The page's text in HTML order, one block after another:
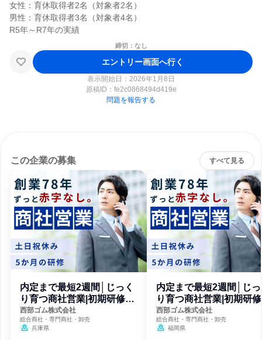
女性：育休取得者2名（対象者2名）
男性：育休取得者3名（対象者4名）
締切：なし
エントリー画面へ行く
表示開始日：2026年1月8日
原稿ID： fe2c0868494d419e
問題を報告する
この企業の募集 すべて見る
内定まで最短2週間│じっく
り育つ商社営業|初期研修が
5ヵ月
西部ゴム株式会社
総合商社・専門商社・卸売
兵庫県
内定まで最短2週間│じ
り育つ商社営業|初期研
5ヵ月
西部ゴム株式会社
総合商社・専門商社・卸売
福岡県